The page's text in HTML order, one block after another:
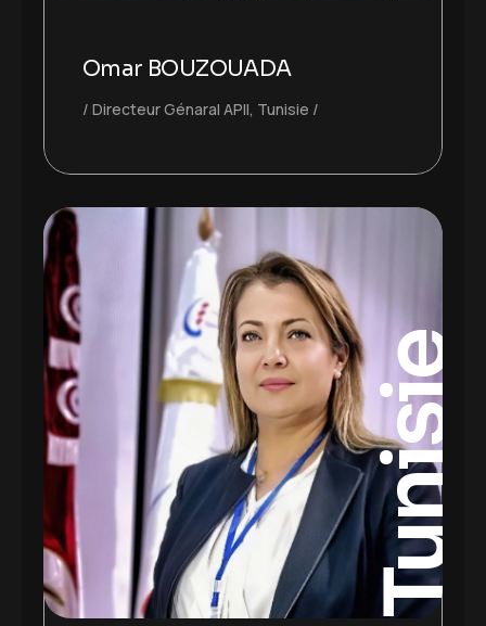
Omar BOUZOUADA
Directeur Génaral APII, Tunisie
Tunisie